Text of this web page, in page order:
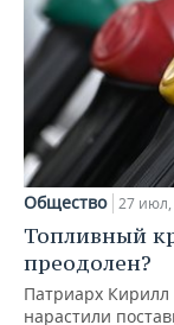
Общество 27 июл,
Топливный
преодолен?
Патриарх
нарастили